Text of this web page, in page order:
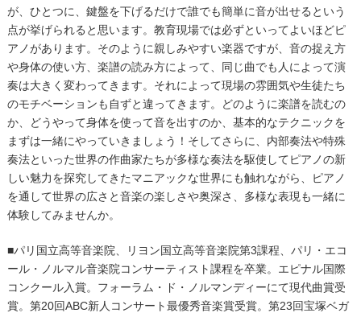
が、ひとつに、鍵盤を下げるだけで誰でも簡単に音が出せるという
点が挙げられると思います。教育現場では必ずといってよいほどピ
アノがあります。そのように親しみやすい楽器ですが、音の捉え方
や身体の使い方、楽譜の読み方によって、同じ曲でも人によって演
奏は大きく変わってきます。それによって現場の雰囲気や生徒たち
のモチベーションも自ずと違ってきます。どのように楽譜を読むの
か、どうやって身体を使って音を出すのか、基本的なテクニックを
まずは一緒にやっていきましょう！そしてさらに、内部奏法や特殊
奏法といった世界の作曲家たちが多様な奏法を駆使してピアノの新
しい魅力を探究してきたマニアックな世界にも触れながら、ピアノ
を通して世界の広さと音楽の楽しさや奥深さ、多様な表現も一緒に
体験してみませんか。
■パリ国立高等音楽院、リヨン国立高等音楽院第3課程、パリ・エコ
ール・ノルマル音楽院コンサーティスト課程を卒業。エピナル国際
コンクール入賞。フォーラム・ド・ノルマンディーにて現代曲賞受
賞。第20回ABC新人コンサート最優秀音楽賞受賞。第23回宝塚ベガ